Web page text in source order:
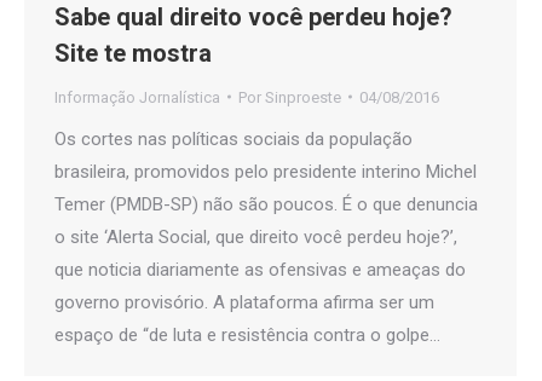
Sabe qual direito você perdeu hoje?
Site te mostra
Informação Jornalística Por Sinproeste 04/08/2016
Os cortes nas políticas sociais da população
brasileira, promovidos pelo presidente interino Michel
Temer (PMDB-SP) não são poucos. É o que denuncia
o site ‘Alerta Social, que direito você perdeu hoje?’,
que noticia diariamente as ofensivas e ameaças do
governo provisório. A plataforma afirma ser um
espaço de “de luta e resistência contra o golpe…